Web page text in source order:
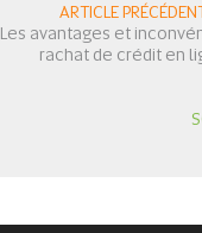
ARTICLE
Les avantages et
rachat de crédit en